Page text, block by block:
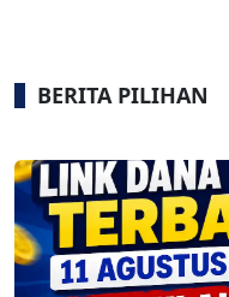
BERITA PILIHAN